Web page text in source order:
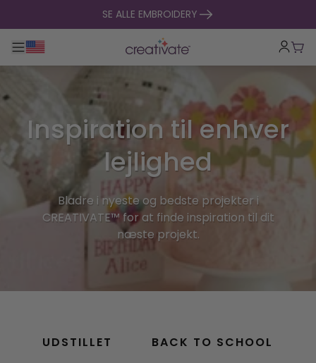
SE ALLE EMBROIDERY
Toggle hovednavigation
Inspiration til enhver
lejlighed
Bladre i nyeste og bedste projekter i
CREATIVATE™ for at finde inspiration til dit
næste projekt.
UDSTILLET BACK TO SCHOOL